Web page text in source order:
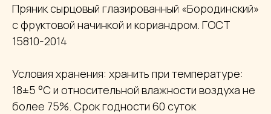
Пряник сырцовый глазированный «Бородинский»
с фруктовой начинкой и кориандром. ГОСТ
15810-2014
Условия хранения: хранить при температуре:
18±5 °С и относительной влажности воздуха не
более 75%. Срок годности 60 суток